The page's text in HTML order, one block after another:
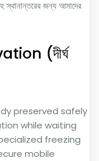
স্থানান্তরের জন্য আমাদের
(দীর্ঘ
preserved safely
while waiting
freezing
mobile